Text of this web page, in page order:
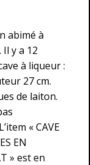
abimé à
Il y a 12
à liqueur :
27 cm.
de laiton.
« CAVE
EN
» est en